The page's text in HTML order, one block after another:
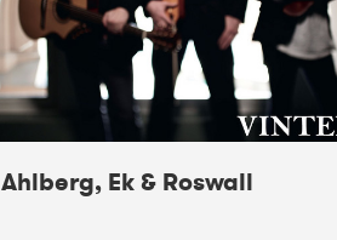
11-2019
Musikforeningen
Drauget
10-2019
Victoriateatern
Ahlberg, Ek & Roswall